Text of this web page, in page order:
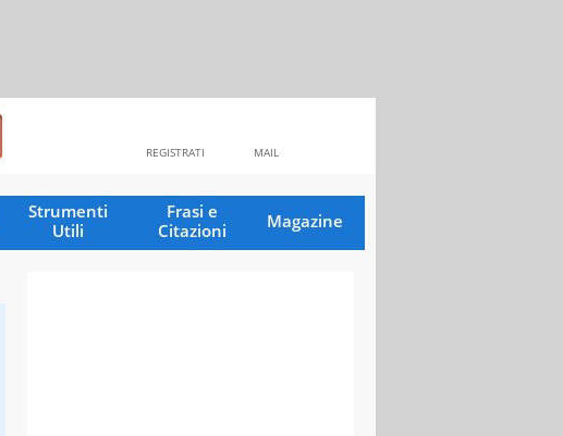
MAIL
REGISTRATI
Strumenti
Utili
Frasi e
Citazioni
Magazine